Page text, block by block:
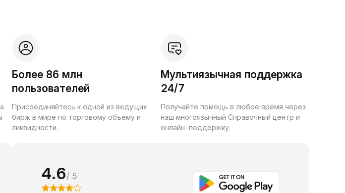
Более 86 млн
пользователей
Присоединяйтесь к одной из ведущих
бирж в мире по торговому объему и
ликвидности.
Мультиязычная поддержка
24/7
Получайте помощь в любое время через
наш многоязычный Справочный центр и
онлайн-поддержку.
4.6/ 5